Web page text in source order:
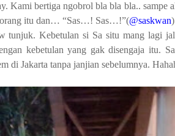
Kami bertiga ngobrol bla bla bla.. sampe
itu dan… “Sas…! Sas…!”(@saskwan
tunjuk. Kebetulan si Sa situ mang lagi
kebetulan yang gak disengaja itu.
di Jakarta tanpa janjian sebelumnya.